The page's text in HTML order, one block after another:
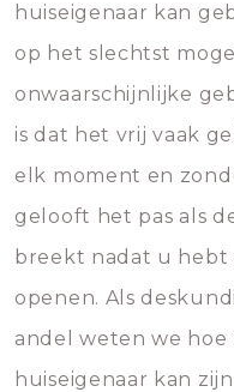
huiseigenaar kan
op het slechtst
onwaarschijnlijke
is dat het vrij vaak
elk moment en
gelooft het pas als
breekt nadat u
openen. Als
andel weten we
huiseigenaar kan